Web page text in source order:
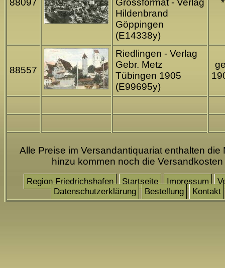
88097
Grossformat - Verlag
Hildenbrand
Göppingen
(E14338y)
*
88557
Riedlingen - Verlag
Gebr. Metz
Tübingen 1905
(E99695y)
Alle Preise im Versandantiquariat enthalten die
hinzu kommen noch die Versandkosten
Region Friedrichshafen Startseite Impressum
Datenschutzerklärung
Bestellung Kontakt